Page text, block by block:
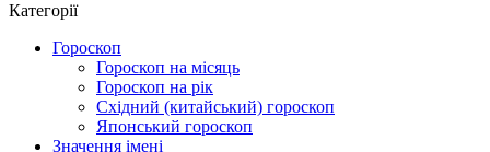
Категорії
Гороскоп
Гороскоп на місяць
Гороскоп на рік
Східний (китайський) гороскоп
Японський гороскоп
Значення імені